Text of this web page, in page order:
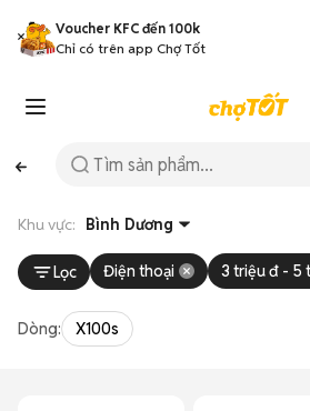
Voucher KFC đến 100k
Chỉ có trên app Chợ Tốt
Khu vực: Bình Dương
Lọc Điện thoại 3 triệu đ - 5
Dòng: X100s